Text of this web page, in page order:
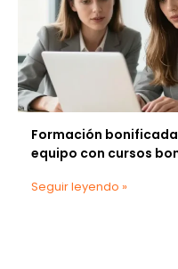
Formación
equipo con cursos
Seguir leyendo »